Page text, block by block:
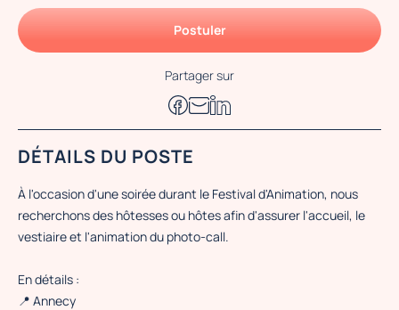
Postuler
Partager sur
DÉTAILS DU POSTE
À l'occasion d'une soirée durant le Festival d'Animation, nous
recherchons des hôtesses ou hôtes afin d'assurer l'accueil, le
vestiaire et l'animation du photo-call.
En détails :
📍 Annecy